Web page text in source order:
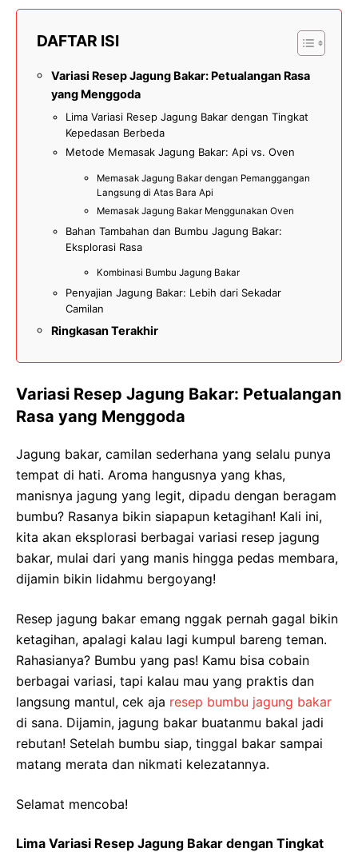
DAFTAR ISI
Variasi Resep Jagung Bakar: Petualangan Rasa
yang Menggoda
Lima Variasi Resep Jagung Bakar dengan Tingkat
Kepedasan Berbeda
Metode Memasak Jagung Bakar: Api vs. Oven
Memasak Jagung Bakar dengan Pemanggangan
Langsung di Atas Bara Api
Memasak Jagung Bakar Menggunakan Oven
Bahan Tambahan dan Bumbu Jagung Bakar:
Eksplorasi Rasa
Kombinasi Bumbu Jagung Bakar
Penyajian Jagung Bakar: Lebih dari Sekadar
Camilan
Ringkasan Terakhir
Variasi Resep Jagung Bakar: Petualangan
Rasa yang Menggoda
Jagung bakar, camilan sederhana yang selalu punya
tempat di hati. Aroma hangusnya yang khas,
manisnya jagung yang legit, dipadu dengan beragam
bumbu? Rasanya bikin siapapun ketagihan! Kali ini,
kita akan eksplorasi berbagai variasi resep jagung
bakar, mulai dari yang manis hingga pedas membara,
dijamin bikin lidahmu bergoyang!
Resep jagung bakar emang nggak pernah gagal bikin
ketagihan, apalagi kalau lagi kumpul bareng teman.
Rahasianya? Bumbu yang pas! Kamu bisa cobain
berbagai variasi, tapi kalau mau yang praktis dan
langsung mantul, cek aja resep bumbu jagung bakar
di sana. Dijamin, jagung bakar buatanmu bakal jadi
rebutan! Setelah bumbu siap, tinggal bakar sampai
matang merata dan nikmati kelezatannya.
Selamat mencoba!
Lima Variasi Resep Jagung Bakar dengan Tingkat